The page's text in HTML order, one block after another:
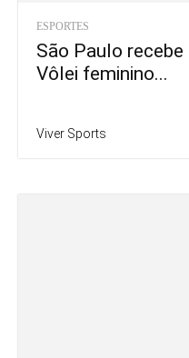
ESPORTES
São Paulo
Vôlei feminino...
Viver Sports